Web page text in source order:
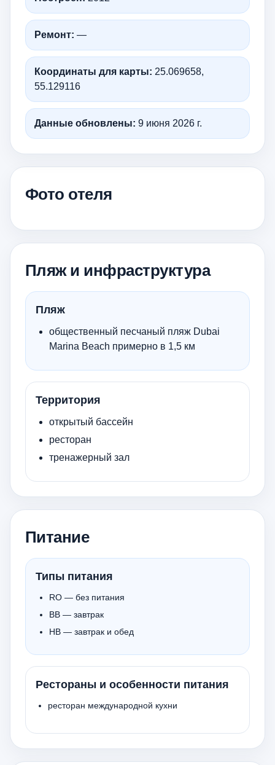
Ремонт: —
Координаты для карты: 25.069658,
55.129116
Данные обновлены: 9 июня 2026 г.
Фото отеля
Пляж и инфраструктура
Пляж
общественный песчаный пляж Dubai
Marina Beach примерно в 1,5 км
Территория
открытый бассейн
ресторан
тренажерный зал
Питание
Типы питания
RO — без питания
BB — завтрак
HB — завтрак и обед
Рестораны и особенности питания
ресторан международной кухни